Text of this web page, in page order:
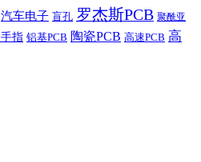
汽车电子 盲孔 罗杰斯PCB 聚酰亚
指 铝基PCB 陶瓷PCB 高速PCB 高